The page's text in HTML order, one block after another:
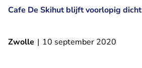
Cafe De Skihut blijft voorlopig dicht
Zwolle | 10 september 2020